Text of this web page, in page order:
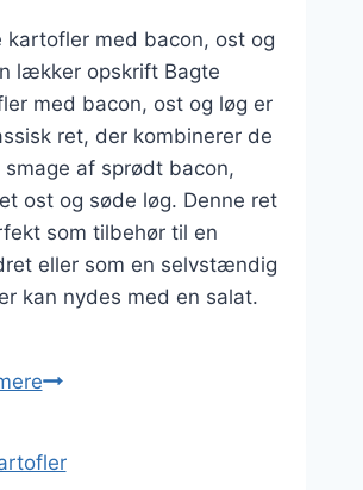
kartofler med bacon, ost og
lækker opskrift Bagte
med bacon, ost og løg er
ret, der kombinerer de
af sprødt bacon,
ost og søde løg. Denne ret
som tilbehør til en
eller som en selvstændig
kan nydes med en salat.
Bagte
bacon,